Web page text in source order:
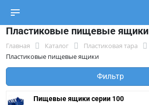
Пластиковые пищевые ящики
Главная Каталог
Пластиковая тара
Пластиковые пищевые ящики
Фильтр
Пищевые ящики серии 100